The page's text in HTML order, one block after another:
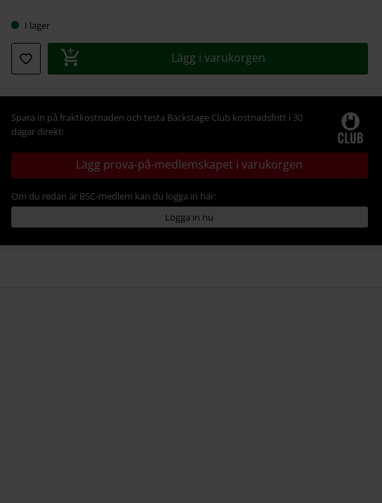
I lager
Lägg i varukorgen
Spara in på fraktkostnaden och testa Backstage Club kostnadsfritt i 30
dagar direkt:
Lägg prova-på-medlemskapet i varukorgen
Om du redan är BSC-medlem kan du logga in här:
Logga in nu